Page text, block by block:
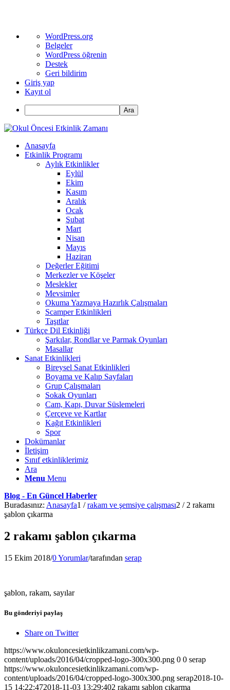
WordPress
hakkında
WordPress.org
Belgeler
WordPress öğrenin
Destek
Geri bildirim
Giriş yap
Kayıt ol
Ara
Anasayfa
Etkinlik Programı
Aylık Etkinlikler
Eylül
Ekim
Kasım
Aralık
Ocak
Şubat
Mart
Nisan
Mayıs
Haziran
Değerler Eğitimi
Merkezler ve Köşeler
Meslekler
Mevsimler
Okuma Yazmaya Hazırlık Çalışmaları
Scamper Etkinlikleri
Taşıtlar
Türkçe Dil Etkinliği
Şarkılar, Rondlar ve Parmak Oyunları
Masallar
Sanat Etkinlikleri
Bireysel Sanat Etkinlikleri
Boyama ve Kalıp Sayfaları
Grup Çalışmaları
Sokak Oyunları
Cam, Kapı, Duvar Süslemeleri
Çerçeve ve Kartlar
Kağıt Etkinlikleri
Spor
Dokümanlar
İletişim
Sınıf etkinliklerimiz
Ara
Menu Menu
Blog - En Güncel Haberler
Buradasınız: Anasayfa1 / rakam ve şemsiye çalışması2 / 2 rakamı
şablon çıkarma
2 rakamı şablon çıkarma
15 Ekim 2018/0 Yorumlar/tarafından serap
şablon, rakam, sayılar
Bu gönderiyi paylaş
Share on Twitter
https://www.okuloncesietkinlikzamani.com/wp-
content/uploads/2016/04/cropped-logo-300x300.png 0 0 serap
https://www.okuloncesietkinlikzamani.com/wp-
content/uploads/2016/04/cropped-logo-300x300.png serap2018-10-
15 14:22:472018-11-03 13:29:402 rakamı şablon çıkarma